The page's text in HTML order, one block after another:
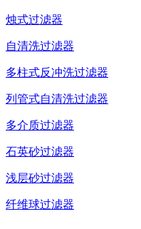
烛式过滤器
自清洗过滤器
多柱式反冲洗过滤器
列管式自清洗过滤器
多介质过滤器
石英砂过滤器
浅层砂过滤器
纤维球过滤器